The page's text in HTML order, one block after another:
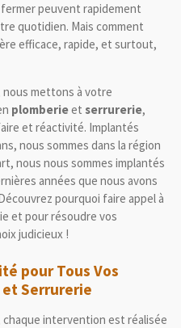
peuvent rapidement
quotidien. Mais comment
efficace, rapide, et surtout,
nous mettons à votre
plomberieet serrurerie,
et réactivité. Implantés
nous sommes dans la région
nous nous sommes implantés
années que nous avons
pourquoi faire appel à
et pour résoudre vos
judicieux !
pour Tous Vos
et Serrurerie
chaque intervention est réalisée